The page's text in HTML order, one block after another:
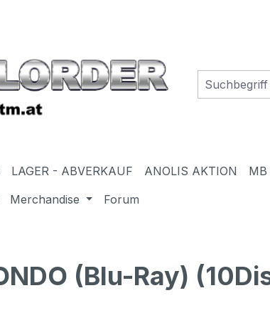
LAGER - ABVERKAUF ANOLIS AKTION
Merchandise Forum
(Blu-Ray)